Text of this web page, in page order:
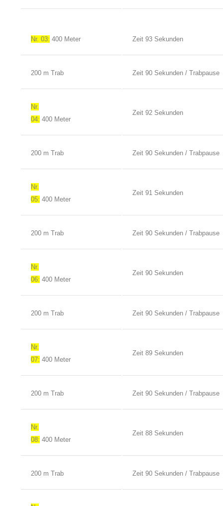
Nr. 03: 400 Meter Zeit 93 Sekunden
200 m Trab Zeit 90 Sekunden / Trabpause
Nr.
04: 400 Meter
Zeit 92 Sekunden
200 m Trab Zeit 90 Sekunden / Trabpause
Nr.
05: 400 Meter
Zeit 91 Sekunden
200 m Trab Zeit 90 Sekunden / Trabpause
Nr.
06: 400 Meter
Zeit 90 Sekunden
200 m Trab Zeit 90 Sekunden / Trabpause
Nr.
07: 400 Meter
Zeit 89 Sekunden
200 m Trab Zeit 90 Sekunden / Trabpause
Nr.
08: 400 Meter
Zeit 88 Sekunden
200 m Trab Zeit 90 Sekunden / Trabpause